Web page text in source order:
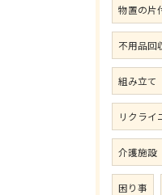
物置の片
不用品回
組み立て
リクライ
介護施設
困り事